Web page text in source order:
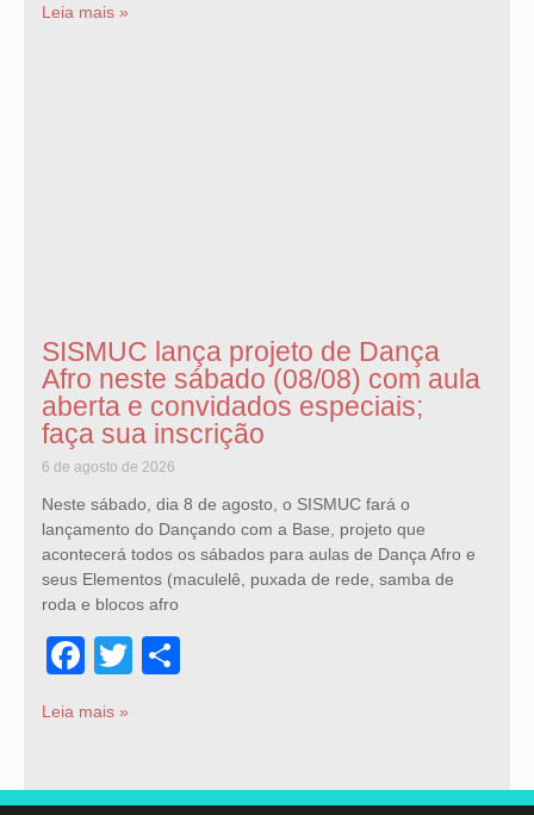
Leia mais »
SISMUC lança projeto de Dança
Afro neste sábado (08/08) com aula
aberta e convidados especiais;
faça sua inscrição
6 de agosto de 2026
Neste sábado, dia 8 de agosto, o SISMUC fará o
lançamento do Dançando com a Base, projeto que
acontecerá todos os sábados para aulas de Dança Afro e
seus Elementos (maculelê, puxada de rede, samba de
roda e blocos afro
Facebook
Twitter
Leia mais »